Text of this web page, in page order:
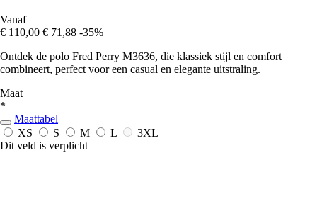
Vanaf
€ 110,00 € 71,88 -35%
Ontdek de polo Fred Perry M3636, die klassiek stijl en comfort
combineert, perfect voor een casual en elegante uitstraling.
Maat
*
Maattabel
XS
S M L
3XL
Dit veld is verplicht